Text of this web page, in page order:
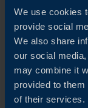
We use cookies
provide social
We also share
our social
may combine it
provided to
of their services.